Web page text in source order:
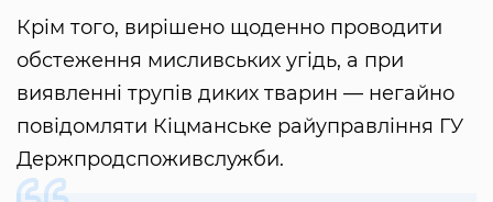
Крім того, вирішено щоденно проводити
обстеження мисливських угідь, а при
виявленні трупів диких тварин — негайно
повідомляти Кіцманське райуправління ГУ
Держпродспоживслужби.